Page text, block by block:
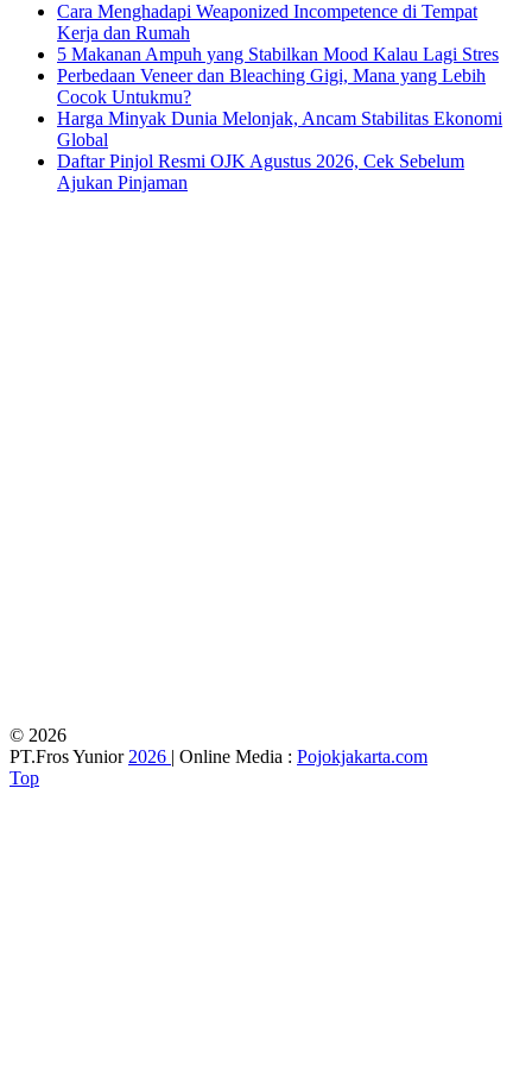
Cara Menghadapi Weaponized Incompetence di Tempat
Kerja dan Rumah
5 Makanan Ampuh yang Stabilkan Mood Kalau Lagi Stres
Perbedaan Veneer dan Bleaching Gigi, Mana yang Lebih
Cocok Untukmu?
Harga Minyak Dunia Melonjak, Ancam Stabilitas Ekonomi
Global
Daftar Pinjol Resmi OJK Agustus 2026, Cek Sebelum
Ajukan Pinjaman
© 2026
PT.Fros Yunior 2026 | Online Media : Pojokjakarta.com
Top